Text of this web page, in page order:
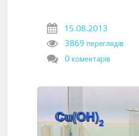
15.08.2013
3869 переглядів
0 коментарів